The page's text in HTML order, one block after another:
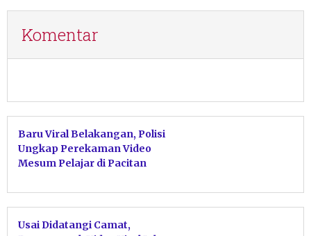
Komentar
Baru Viral Belakangan, Polisi
Ungkap Perekaman Video
Mesum Pelajar di Pacitan
Usai Didatangi Camat,